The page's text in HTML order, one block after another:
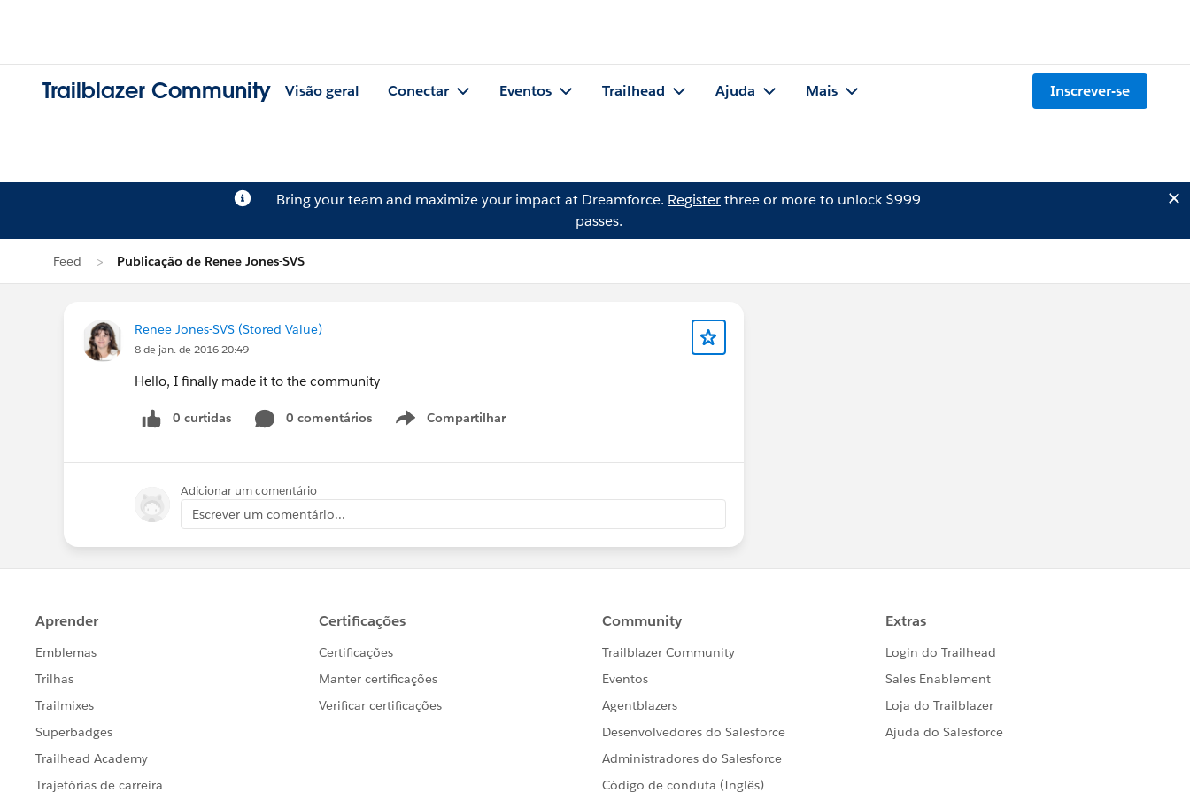
Trailblazer Community Visão geral Conectar Eventos Trailhead Ajuda Mais Inscrever-se
Bring your team and maximize your impact at Dreamforce. Registerthree or more to unlock $999
passes.
Feed Publicação de Renee Jones-SVS
Renee Jones-SVS (Stored Value)
8 de jan. de 2016 20:49
Hello, I finally made it to the community
0 curtidas 0 comentários Compartilhar
Show menu
Adicionar um comentário
Escrever um comentário...